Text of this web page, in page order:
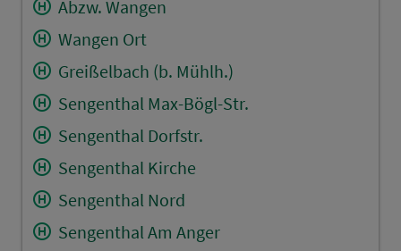
Abzw. Wangen
Wangen Ort
Greißelbach (b. Mühlh.)
Sengenthal Max-Bögl-Str.
Sengenthal Dorfstr.
Sengenthal Kirche
Sengenthal Nord
Sengenthal Am Anger